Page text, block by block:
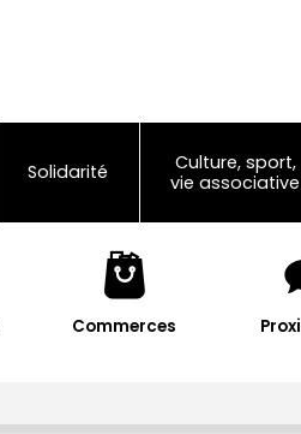
Solidarité
Culture, sport,
vie associative
Commerces